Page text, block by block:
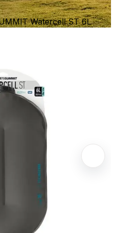
Watercell ST 6L